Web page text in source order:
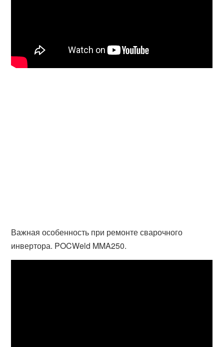
Важная особенность при ремонте сварочного
инвертора. POCWeld MMA250.